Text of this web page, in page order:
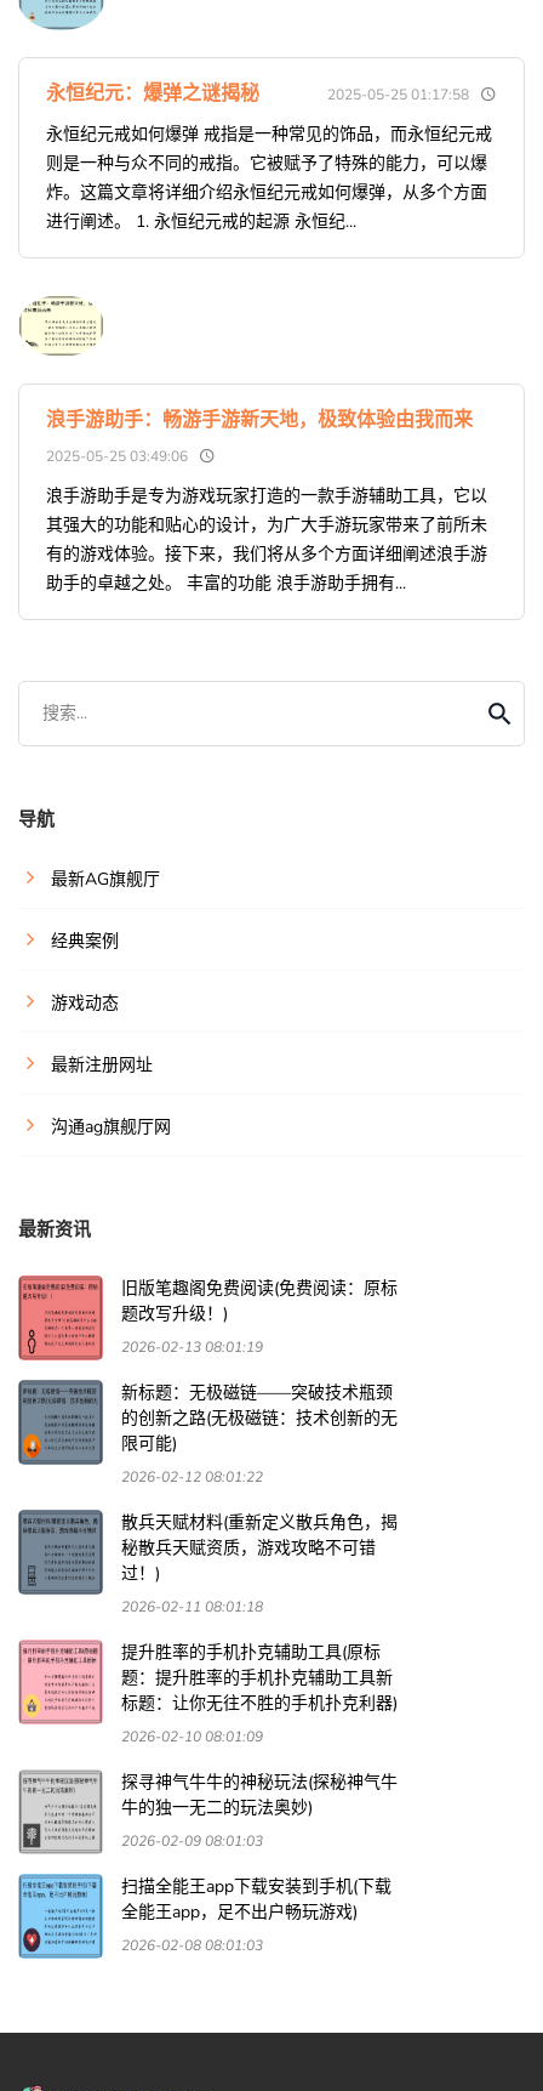
永恒纪元：爆弹之谜揭秘 2025-05-25 01:17:58
永恒纪元戒如何爆弹 戒指是一种常见的饰品，而永恒纪元戒
则是一种与众不同的戒指。它被赋予了特殊的能力，可以爆
炸。这篇文章将详细介绍永恒纪元戒如何爆弹，从多个方面
进行阐述。 1. 永恒纪元戒的起源 永恒纪...
浪手游助手：畅游手游新天地，极致体验由我而来
2025-05-25 03:49:06
浪手游助手是专为游戏玩家打造的一款手游辅助工具，它以
其强大的功能和贴心的设计，为广大手游玩家带来了前所未
有的游戏体验。接下来，我们将从多个方面详细阐述浪手游
助手的卓越之处。 丰富的功能 浪手游助手拥有...
搜索...
导航
最新AG旗舰厅
经典案例
游戏动态
最新注册网址
沟通ag旗舰厅网
最新资讯
旧版笔趣阁免费阅读(免费阅读：原标
题改写升级！)
2026-02-13 08:01:19
新标题：无极磁链——突破技术瓶颈
的创新之路(无极磁链：技术创新的无
限可能)
2026-02-12 08:01:22
散兵天赋材料(重新定义散兵角色，揭
秘散兵天赋资质，游戏攻略不可错
过！)
2026-02-11 08:01:18
提升胜率的手机扑克辅助工具(原标
题：提升胜率的手机扑克辅助工具新
标题：让你无往不胜的手机扑克利器)
2026-02-10 08:01:09
探寻神气牛牛的神秘玩法(探秘神气牛
牛的独一无二的玩法奥妙)
2026-02-09 08:01:03
扫描全能王app下载安装到手机(下载
全能王app，足不出户畅玩游戏)
2026-02-08 08:01:03